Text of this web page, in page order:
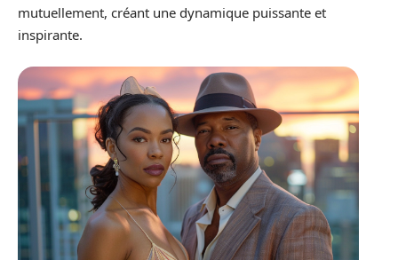
mutuellement, créant une dynamique puissante et
inspirante.